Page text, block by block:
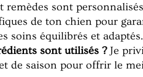
remèdes sont
de ton chien pour
soins équilibrés et adaptés.
sont utilisés ?Je
de saison pour offrir le